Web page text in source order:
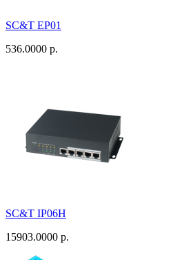
SC&T EP01
536.0000 р.
SC&T IP06H
15903.0000 р.